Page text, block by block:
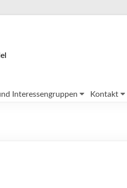
Interessengruppen Kontakt